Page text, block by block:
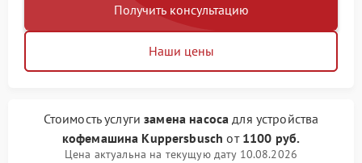
Получить консультацию
Наши цены
Стоимость услугизамена насоса для устройства
кофемашина Kuppersbusch от 1100 руб.
Цена актуальна на текущую дату 10.08.2026